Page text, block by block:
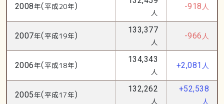
2008年(平成20年)
人
-918 人
2007年(平成19年)
133,377
人
-966 人
2006年(平成18年)
134,343
人
+2,081 人
2005年(平成17年)
132,262
人
+52,538
人